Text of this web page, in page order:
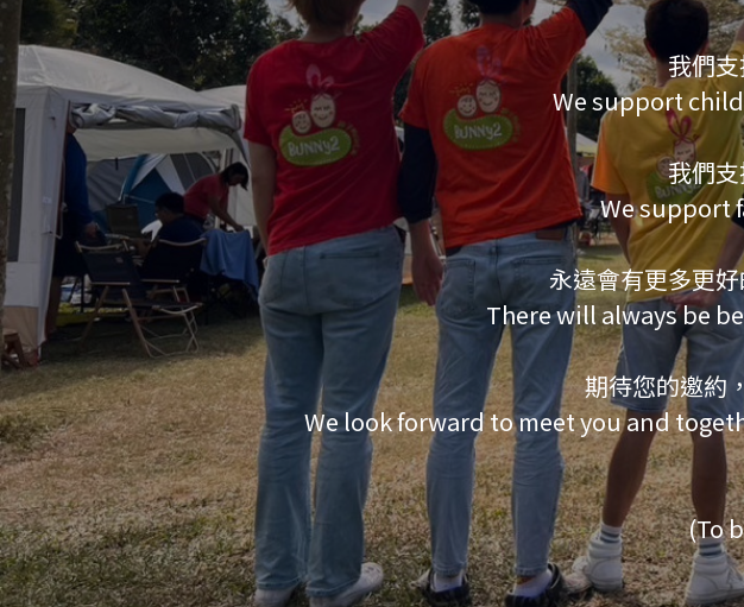
我們
We support
我們
We support
永遠會有更多更
There will always be
期待您的邀約
We look forward to meet you and
(To